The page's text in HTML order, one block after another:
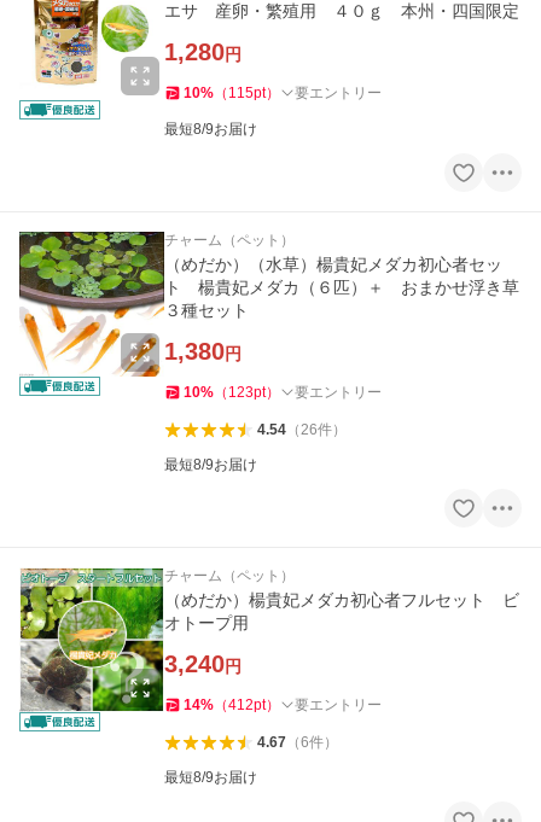
エサ 産卵・繁殖用 ４０ｇ 本州・四国限定
1,280円
10% （ 115pt） 要エントリー
最短8/9お届け
チャーム（ペット）
（めだか）（水草）楊貴妃メダカ初心者セッ
ト 楊貴妃メダカ（６匹）＋ おまかせ浮き草
３種セット
1,380円
10% （ 123pt） 要エントリー
4.54（26件）
最短8/9お届け
チャーム（ペット）
（めだか）楊貴妃メダカ初心者フルセット ビ
オトープ用
3,240円
14% （412pt） 要エントリー
4.67（6件）
最短8/9お届け